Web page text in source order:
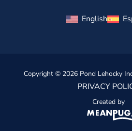
English
Copyright © 2026 Pond Lehocky
PRIVACY
Created by